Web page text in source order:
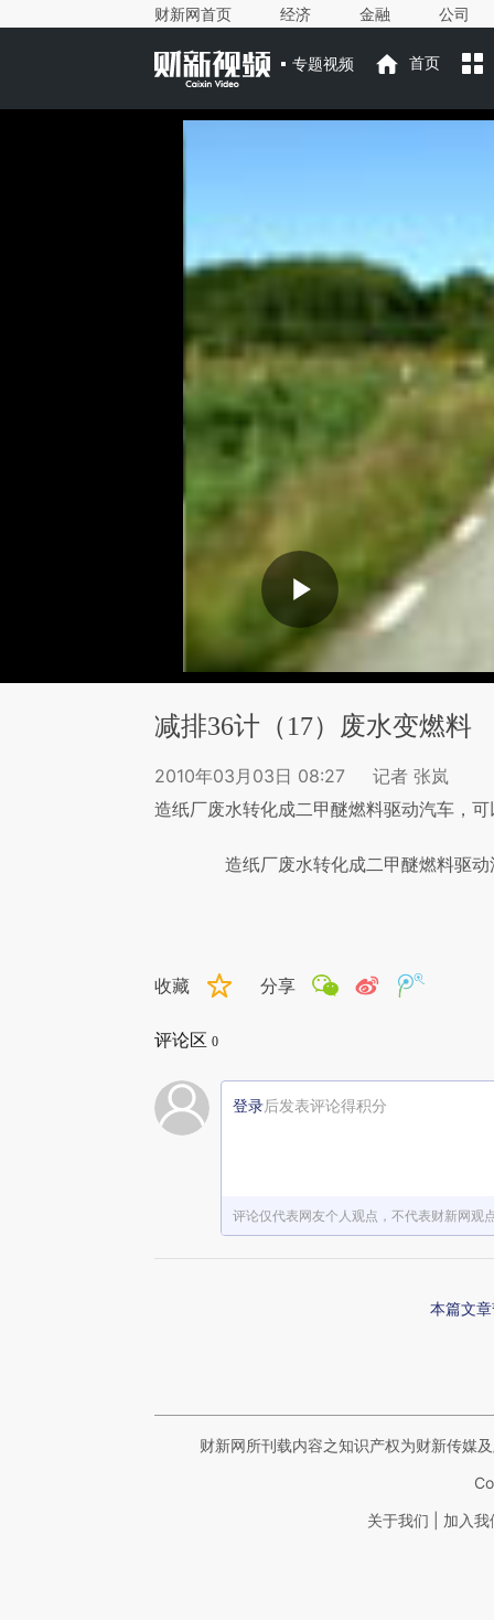
财新网首页 经济 金融 公司
专题视频 首页
减排36计（17）废水变燃料
2010年03月03日 08:27
记者 张岚
造纸厂废水转化成二甲醚燃料驱动汽车，
造纸厂废水转化成二甲醚燃料驱动
收藏 分享
评论区 0
登录后发表评论得积分
评论仅代表网友个人观点，不代表财新网观
本篇文
财新网所刊载内容之知识产权为财新传媒
关于我们 加入我